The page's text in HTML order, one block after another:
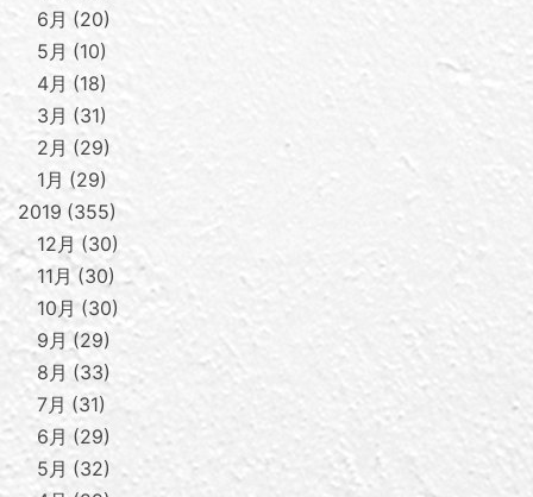
6月
20
5月
10
4月
18
3月
31
2月
29
1月
29
2019 355
12月
30
11月 30
10月
30
9月
29
8月
33
7月
31
6月
29
5月
32